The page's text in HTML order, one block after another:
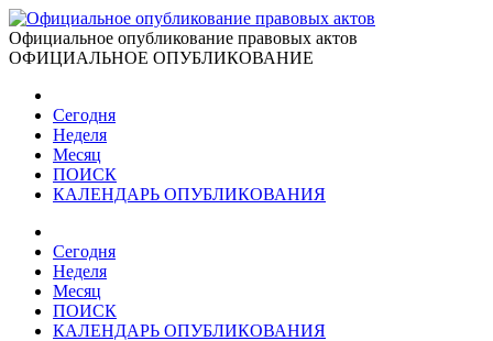
Официальное опубликование правовых актов
ОФИЦИАЛЬНОЕ ОПУБЛИКОВАНИЕ
Сегодня
Неделя
Месяц
ПОИСК
КАЛЕНДАРЬ ОПУБЛИКОВАНИЯ
Сегодня
Неделя
Месяц
ПОИСК
КАЛЕНДАРЬ ОПУБЛИКОВАНИЯ